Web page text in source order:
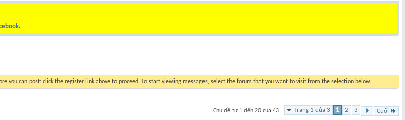
.
you can post: click the register link above to proceed. To start viewing messages, select the forum that you want to visit from the selection below.
Trang 1 của 3 1 2 3 Cuối
Chủ đề từ 1 đến 20 của 43